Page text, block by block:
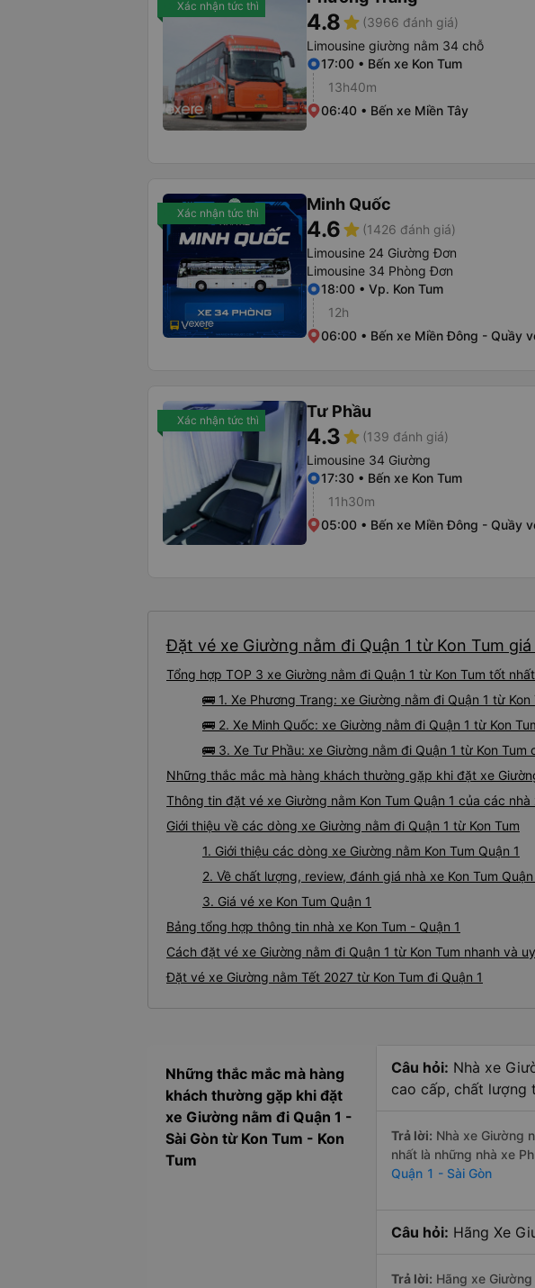
Xác nhận tức thì
4.8star (3966 đánh giá)
Limousine giường nằm 34 chỗ
17:00 • Bến xe Kon Tum
13h40m
06:40 • Bến xe Miền Tây
Xác nhận tức thì Minh Quốc
4.6star (1426 đánh giá)
Limousine 24 Giường Đơn
Limousine 34 Phòng Đơn
18:00 • Vp. Kon Tum
12h
06:00 • Bến xe Miền Đông - Quầy
Xác nhận tức thì Tư Phầu
4.3star (139 đánh giá)
Limousine 34 Giường
17:30 • Bến xe Kon Tum
11h30m
05:00 • Bến xe Miền Đông - Quầy
Đặt vé xe Giường nằm đi Quận 1 từ Kon Tum
Tổng hợp TOP 3 xe Giường nằm đi Quận 1 từ Kon Tum tốt
🚌 1. Xe Phương Trang: xe Giường nằm đi Quận 1 từ
🚌 2. Xe Minh Quốc: xe Giường nằm đi Quận 1 từ Kon
🚌 3. Xe Tư Phầu: xe Giường nằm đi Quận 1 từ Kon Tum
Những thắc mắc mà hàng khách thường gặp khi đặt xe
Thông tin đặt vé xe Giường nằm Kon Tum Quận 1 của các nhà
Giới thiệu về các dòng xe Giường nằm đi Quận 1 từ Kon Tum
1. Giới thiệu các dòng xe Giường nằm Kon Tum Quận 1
2. Về chất lượng, review, đánh giá nhà xe Kon Tum
3. Giá vé xe Kon Tum Quận 1
Bảng tổng hợp thông tin nhà xe Kon Tum - Quận 1
Cách đặt vé xe Giường nằm đi Quận 1 từ Kon Tum nhanh và
Đặt vé xe Giường nằm Tết 2027 từ Kon Tum đi Quận 1
Những thắc mắc mà hàng
khách thường gặp khi đặt
xe Giường nằm đi Quận 1 -
Sài Gòn từ Kon Tum - Kon
Tum
Câu hỏi: Nhà xe
cao cấp, chất lượng
Trả lời: Nhà xe Giường
nhất là những nhà xe
Quận 1 - Sài Gòn
Câu hỏi: Hãng Xe
Trả lời: Hãng xe